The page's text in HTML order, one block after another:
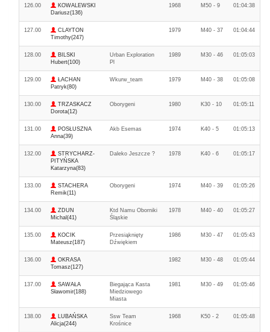
126.00
KOWALEWSKI
Dariusz(136)
1968 M50 - 9 01:04:38
127.00
CLAYTON
Timothy(247)
1979 M40 - 37 01:04:44
128.00
BILSKI
Hubert(100)
Urban Exploration
Pl
1989 M30 - 46 01:05:03
129.00
ŁACHAN
Patryk(80)
Wkurw_team 1979 M40 - 38 01:05:08
130.00
TRZASKACZ
Dorota(12)
Oborygeni 1980 K30 - 10 01:05:11
131.00
POSŁUSZNA
Anna(39)
Akb Esemas 1974 K40 - 5 01:05:13
132.00
STRYCHARZ-
PITYŃSKA
Katarzyna(83)
Daleko Jeszcze ? 1978 K40 - 6 01:05:17
133.00
STACHERA
Remik(11)
Oborygeni 1974 M40 - 39 01:05:26
134.00
ZDUN
Michal(41)
Ktd Namu Oborniki
Śląskie
1978 M40 - 40 01:05:27
135.00
KOCIK
Mateusz(187)
Przesiąknięty
Dźwiękiem
1986 M30 - 47 01:05:43
136.00
OKRASA
Tomasz(127)
1982 M30 - 48 01:05:44
137.00
SAWAŁA
Sławomir(188)
Biegająca Kasta
Miedziowego
Miasta
1981 M30 - 49 01:05:46
138.00
LUBAŃSKA
Alicja(244)
Ssw Team
Krośnice
1968 K50 - 2 01:05:48